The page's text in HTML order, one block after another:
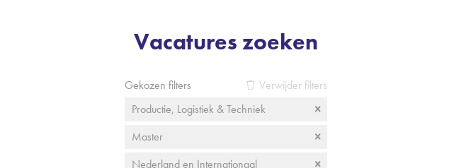
Vacatures zoeken
Gekozen filters
Verwijder filters
Productie, Logistiek & Techniek
Master
Nederland en Internationaal